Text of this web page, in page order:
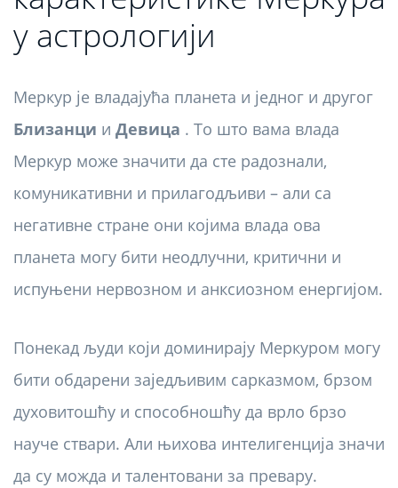
у астрологији
Меркур је владајућа планета и једног и другог
Близанци и Девица . То што вама влада
Меркур може значити да сте радознали,
комуникативни и прилагодљиви – али са
негативне стране они којима влада ова
планета могу бити неодлучни, критични и
испуњени нервозном и анксиозном енергијом.
Понекад људи који доминирају Меркуром могу
бити обдарени заједљивим сарказмом, брзом
духовитошћу и способношћу да врло брзо
науче ствари. Али њихова интелигенција значи
да су можда и талентовани за превару.